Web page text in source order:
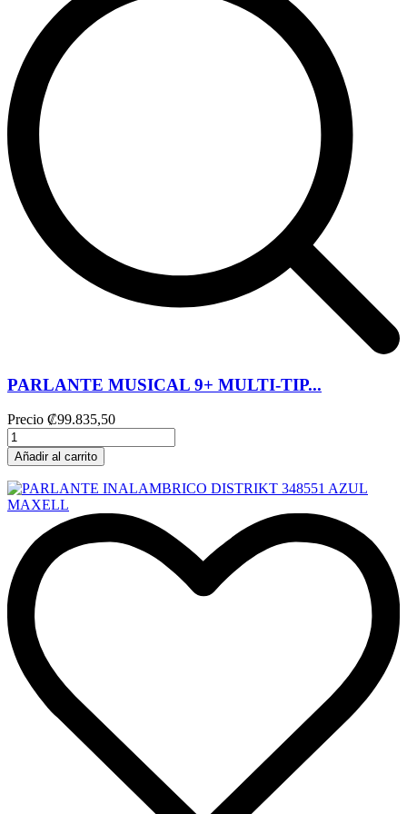
PARLANTE MUSICAL 9+ MULTI-TIP...
Precio ₡99.835,50
Añadir al carrito